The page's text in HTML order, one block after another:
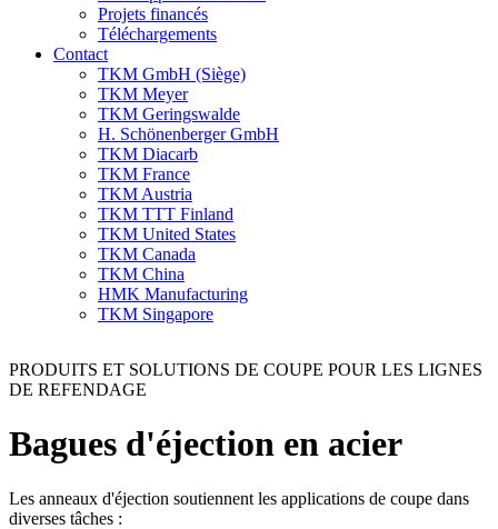
Projets financés
Téléchargements
Contact
TKM GmbH (Siège)
TKM Meyer
TKM Geringswalde
H. Schönenberger GmbH
TKM Diacarb
TKM France
TKM Austria
TKM TTT Finland
TKM United States
TKM Canada
TKM China
HMK Manufacturing
TKM Singapore
PRODUITS ET SOLUTIONS DE COUPE POUR LES LIGNES
DE REFENDAGE
Bagues d'éjection en acier
Les anneaux d'éjection soutiennent les applications de coupe dans
diverses tâches :